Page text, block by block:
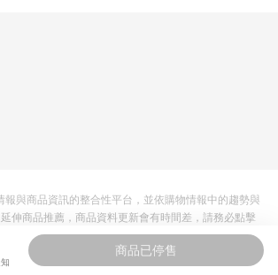
商品已停售
報與商品資訊的整合性平台，並依購物情報中的趨勢與
伸商品推薦，商品資料更新會有時間差，請務必點擊
，確認現售價與購物條件，一切資訊以合作廠商網頁為